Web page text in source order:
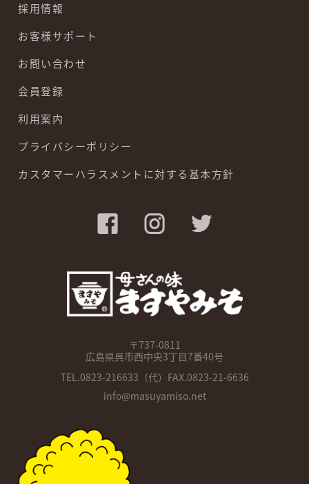
採用情報
お客様サポート
お問い合わせ
会員登録
利用案内
プライバシーポリシー
カスタマーハラスメントに対する基本方針
〒737-0811
広島県呉市西中央3丁目7番40号
TEL.0823-216633 （代）FAX.0823-21-6636
info@masuyamiso.net